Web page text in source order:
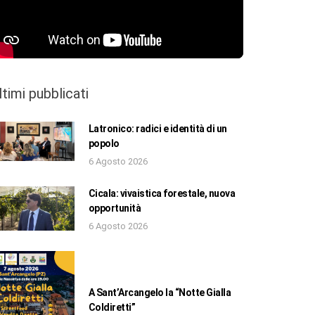
pubblicati
Latronico: radici e identità di un
popolo
6 Agosto 2026
Cicala: vivaistica forestale, nuova
opportunità
6 Agosto 2026
A Sant’Arcangelo la “Notte Gialla
Coldiretti”